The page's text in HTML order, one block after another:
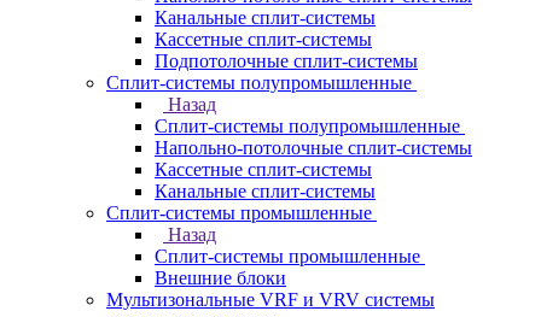
Канальные сплит-системы
Кассетные сплит-системы
Подпотолочные сплит-системы
Сплит-системы полупромышленные
Назад
Сплит-системы полупромышленные
Напольно-потолочные сплит-системы
Кассетные сплит-системы
Канальные сплит-системы
Сплит-системы промышленные
Назад
Сплит-системы промышленные
Внешние блоки
Мультизональные VRF и VRV системы